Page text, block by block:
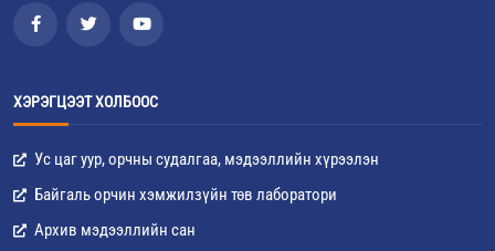
ХЭРЭГЦЭЭТ ХОЛБООС
Ус цаг уур, орчны судалгаа, мэдээллийн хүрээлэн
Байгаль орчин хэмжилзүйн төв лаборатори
Архив мэдээллийн сан